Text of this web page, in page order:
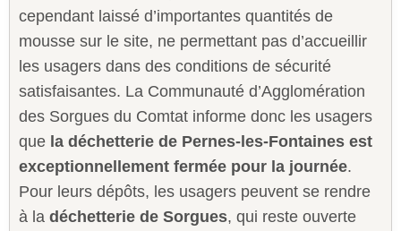
cependant laissé d’importantes quantités de
mousse sur le site, ne permettant pas d’accueillir
les usagers dans des conditions de sécurité
satisfaisantes. La Communauté d’Agglomération
des Sorgues du Comtat informe donc les usagers
que la déchetterie de Pernes-les-Fontaines est
exceptionnellement fermée pour la journée.
Pour leurs dépôts, les usagers peuvent se rendre
à la déchetterie de Sorgues, qui reste ouverte